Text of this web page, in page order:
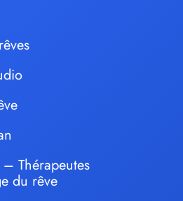
Thérapeutes
du rêve